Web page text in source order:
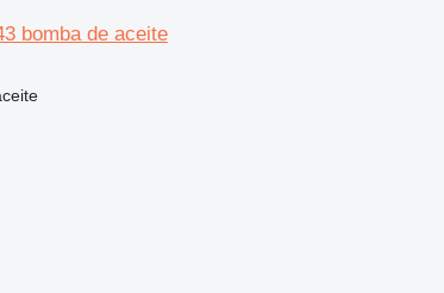
bomba de aceite